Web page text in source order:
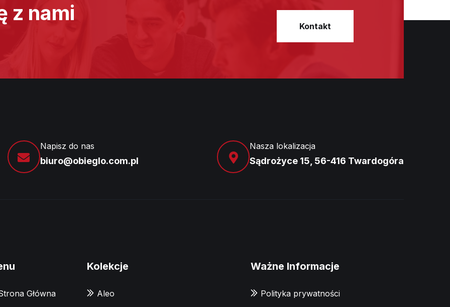
z nami
Kontakt
Napisz do nas
biuro@obieglo.com.pl
Nasza lokalizacja
Sądrożyce 15, 56-416 Twardogóra
Główna
Kolekcje
Aleo
Ważne Informacje
Polityka prywatności